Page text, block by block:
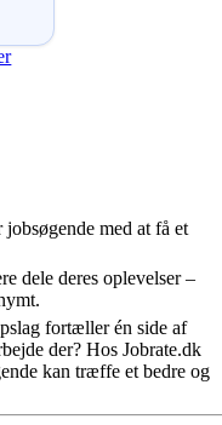
med at få et
dele deres oplevelser –
fortæller én side af
der? Hos Jobrate.dk
kan træffe et bedre og